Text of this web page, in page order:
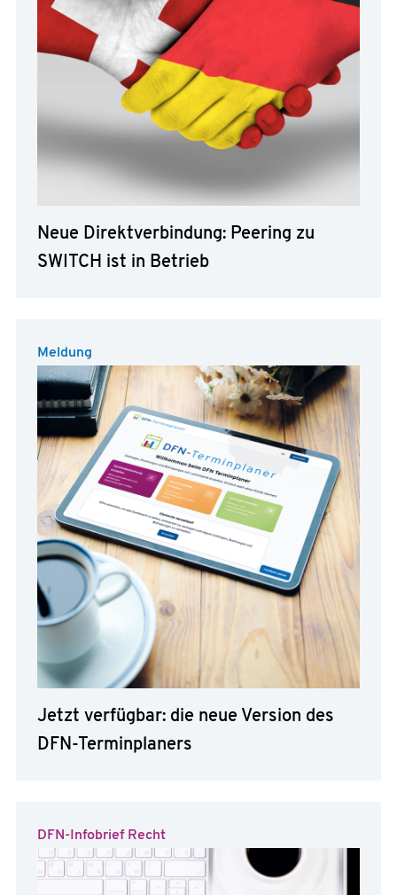
Neue Direktverbindung: Peering zu
SWITCH ist in Betrieb
Meldung
Jetzt verfügbar: die neue Version des
DFN-Terminplaners
DFN-Infobrief Recht